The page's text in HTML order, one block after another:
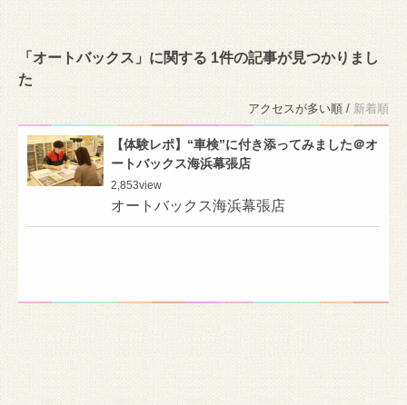
「オートバックス」に関する 1件の記事が見つかりまし
た
アクセスが多い順 / 新着順
【体験レポ】“車検”に付き添ってみました＠オ
ートバックス海浜幕張店
2,853view
オートバックス海浜幕張店